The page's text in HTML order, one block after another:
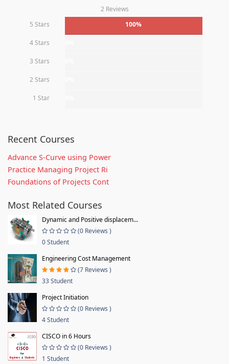
2 Reviews
5 Stars
100%
4 Stars
3 Stars
2 Stars
1 Star
Recent Courses
Advance S-Curve using Power
Practice Managing Project Ri
Foundations of Projects Cont
Most Related Courses
Dynamic and Positive displacem...
(0 Reviews )
0 Student
Engineering Cost Management
(7 Reviews )
33 Student
Project Initiation
(0 Reviews )
4 Student
CISCO in 6 Hours
(0 Reviews )
1 Student